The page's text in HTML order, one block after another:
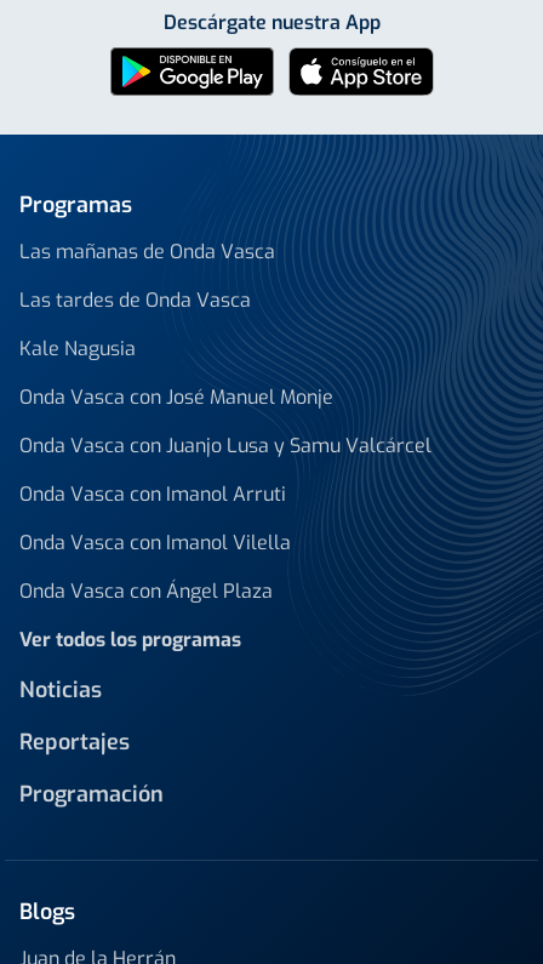
Descárgate nuestra App
Programas
Las mañanas de Onda Vasca
Las tardes de Onda Vasca
Kale Nagusia
Onda Vasca con José Manuel Monje
Onda Vasca con Juanjo Lusa y Samu Valcárcel
Onda Vasca con Imanol Arruti
Onda Vasca con Imanol Vilella
Onda Vasca con Ángel Plaza
Ver todos los programas
Noticias
Reportajes
Programación
Blogs
Juan de la Herrán